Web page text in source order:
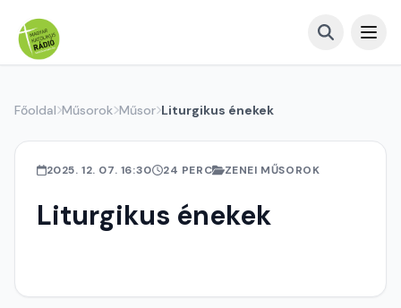
Főoldal Műsorok Műsor Liturgikus énekek
2025. 12. 07. 16:30 24 PERC ZENEI MŰSOROK
Liturgikus énekek